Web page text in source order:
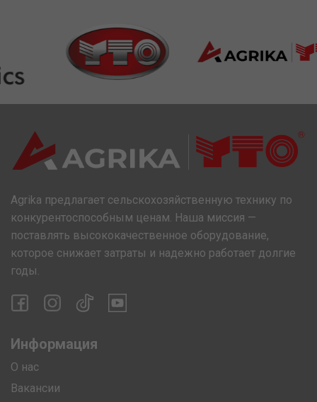
Agrika предлагает сельскохозяйственную технику по
конкурентоспособным ценам. Наша миссия —
поставлять высококачественное оборудование,
которое снижает затраты и надежно работает долгие
годы.
Информация
О нас
Вакансии